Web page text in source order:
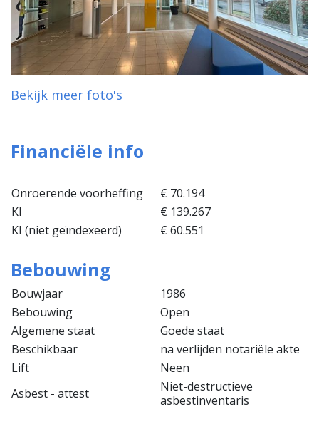
Bekijk meer foto's
Financiële info
Onroerende voorheffing
€ 70.194
KI
€ 139.267
KI (niet geïndexeerd)
€ 60.551
Bebouwing
Bouwjaar
1986
Bebouwing
Open
Algemene staat
Goede staat
Beschikbaar
na verlijden notariële akte
Lift
Neen
Asbest - attest
Niet-destructieve
asbestinventaris